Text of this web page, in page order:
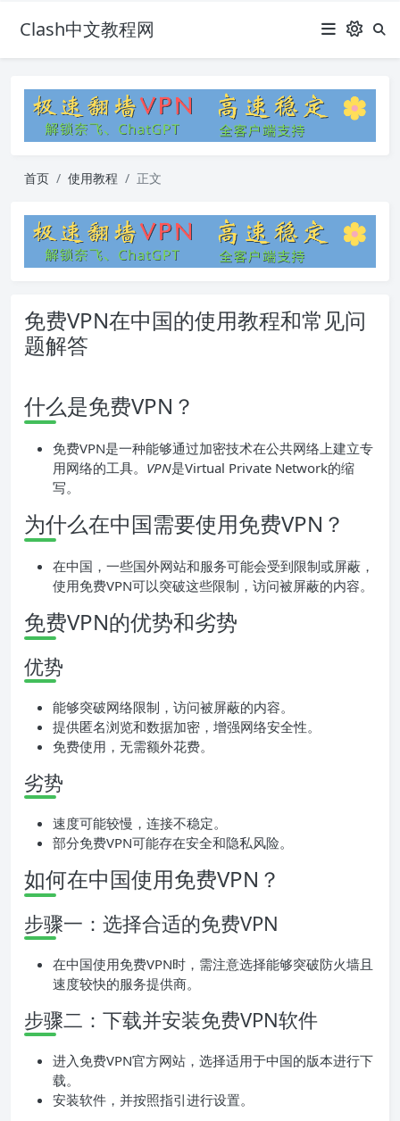
Clash中文教程网
首页 使用教程 正文
免费VPN在中国的使用教程和常见问
题解答
什么是免费VPN？
免费VPN是一种能够通过加密技术在公共网络上建立专
用网络的工具。 VPN是Virtual Private Network的缩
写。
为什么在中国需要使用免费VPN？
在中国，一些国外网站和服务可能会受到限制或屏蔽，
使用免费VPN可以突破这些限制，访问被屏蔽的内容。
免费VPN的优势和劣势
优势
能够突破网络限制，访问被屏蔽的内容。
提供匿名浏览和数据加密，增强网络安全性。
免费使用，无需额外花费。
劣势
速度可能较慢，连接不稳定。
部分免费VPN可能存在安全和隐私风险。
如何在中国使用免费VPN？
步骤一：选择合适的免费VPN
在中国使用免费VPN时，需注意选择能够突破防火墙且
速度较快的服务提供商。
步骤二：下载并安装免费VPN软件
进入免费VPN官方网站，选择适用于中国的版本进行下
载。
安装软件，并按照指引进行设置。